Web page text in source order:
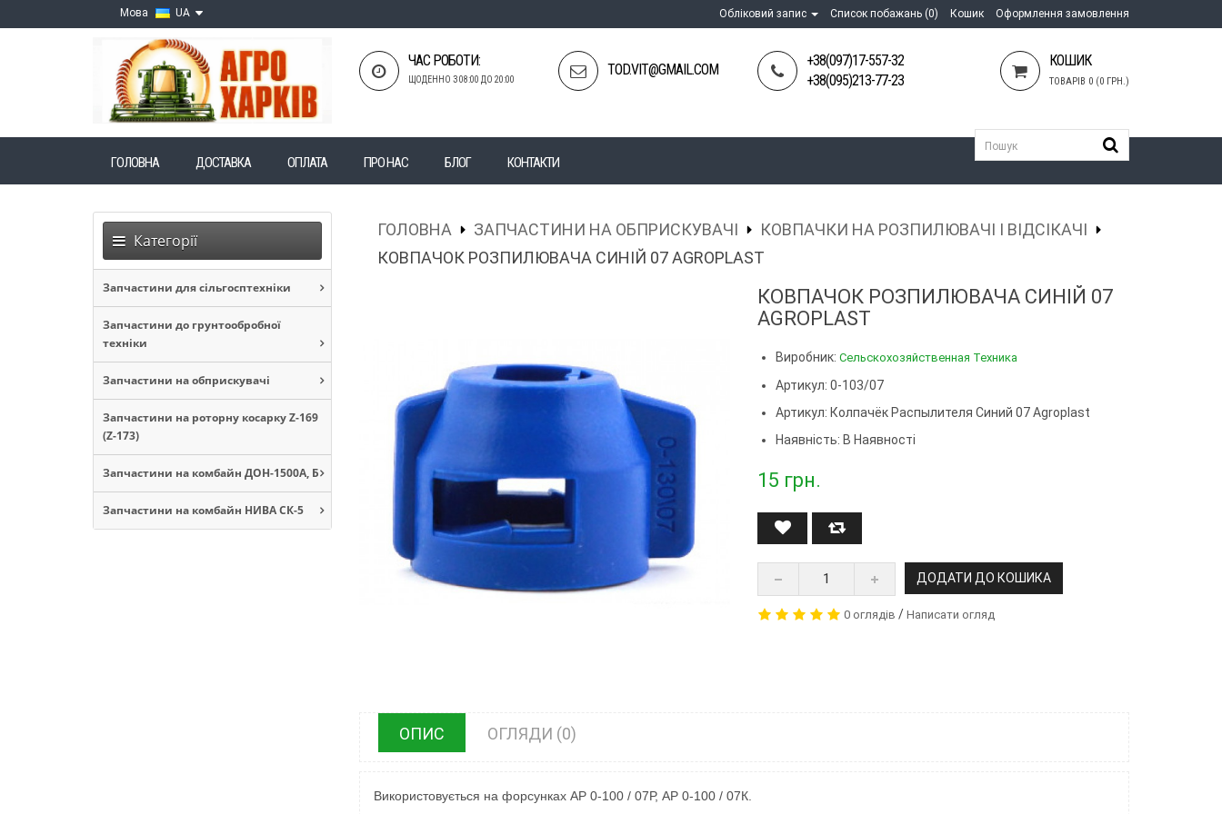
Мова UA Обліковий запис Список побажань (0) Кошик Оформлення замовлення
ЧАС РОБОТИ:
ЩОДЕННО З 08:00 ДО 20:00
TOD.VIT@GMAIL.COM
+38(097)17-557-32
+38(095)213-77-23
КОШИК
ТОВАРІВ 0 (0 ГРН.)
ГОЛОВНА ДОСТАВКА ОПЛАТА ПРО НАС БЛОГ КОНТАКТИ
Категорії
Запчастини для сільгосптехніки
Запчастини до грунтообробної
техніки
Запчастини на обприскувачі
Запчастини на роторну косарку Z-169
(Z-173)
Запчастини на комбайн ДОН-1500А, Б
Запчастини на комбайн НИВА СК-5
ГОЛОВНА ЗАПЧАСТИНИ НА ОБПРИСКУВАЧІ
КОВПАЧКИ НА РОЗПИЛЮВАЧІ І ВІДСІКАЧІ
КОВПАЧОК РОЗПИЛЮВАЧА СИНІЙ 07 AGROPLAST
КОВПАЧОК РОЗПИЛЮВАЧА СИНІЙ 07
AGROPLAST
Виробник:Сельскохозяйственная Техника
Артикул: 0-103/07
Артикул: Колпачёк Распылителя Синий 07 Agroplast
Наявність: В Наявності
15 грн.
ДОДАТИ ДО КОШИКА
0 оглядів /Написати огляд
ОПИС ОГЛЯДИ (0)
Використовується на форсунках AP 0-100 / 07Р, AP 0-100 / 07К.